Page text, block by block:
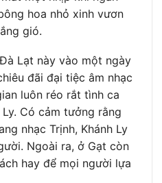
hoa nhỏ xinh vươn
gió.
Lạt này vào một ngày
đãi đại tiệc âm nhạc
luôn réo rắt tình ca
Có cảm tưởng rằng
nhạc Trịnh, Khánh Ly
Ngoài ra, ở Gạt còn
hay để mọi người lựa